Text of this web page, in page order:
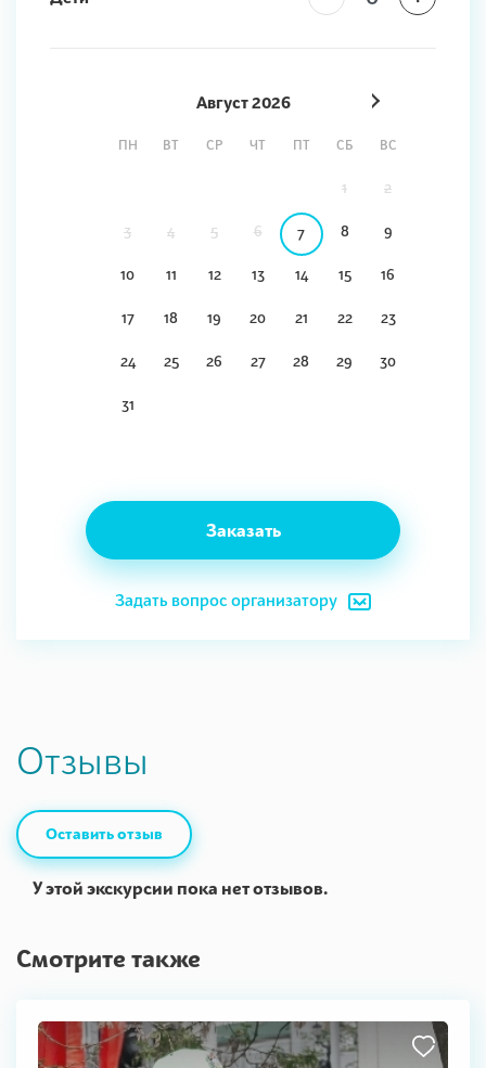
Август2026
ПН ВТ СР ЧТ ПТ СБ ВС
1 2
3 4 5 6 7 8 9
10 11 12 13 14 15 16
17 18 19 20 21 22 23
24 25 26 27 28 29 30
31
Заказать
Задать вопрос организатору
Отзывы
Оставить отзыв
У этой экскурсии пока нет отзывов.
Смотрите также